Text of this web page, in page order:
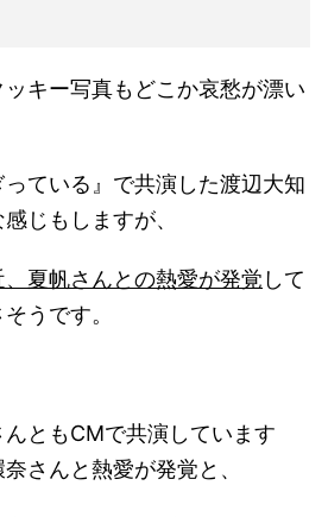
キー写真もどこか哀愁が漂い
っている』で共演した渡辺大知
じもしますが、
夏帆さんとの熱愛が発覚 して
うです。
ともCMで共演しています
さんと熱愛が発覚と、